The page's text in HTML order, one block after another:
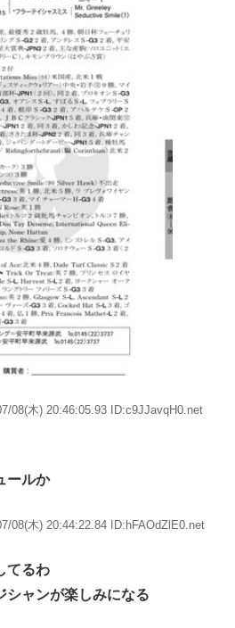
08(木) 20:46:05.93 ID:c9JJavqH0.net
ールか
08(木) 20:44:22.84 ID:hFAOdZlE0.net
てるわ
シャンが楽しみになる